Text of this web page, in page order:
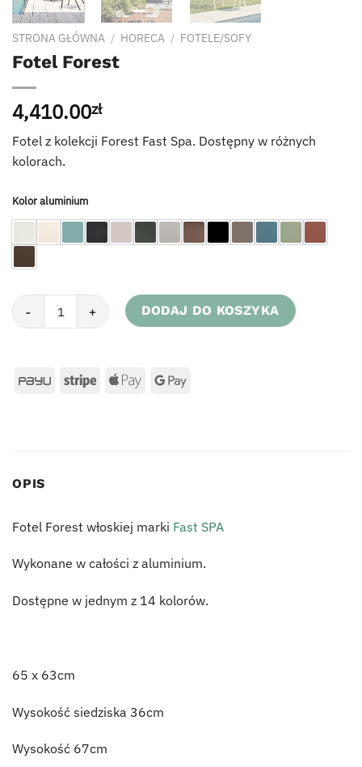
STRONA GŁÓWNA / HORECA / FOTELE/SOFY
Fotel Forest
4,410.00zł
Fotel z kolekcji Forest Fast Spa. Dostępny w różnych
kolorach.
Kolor aluminium
ilość Fotel Forest DODAJ DO KOSZYKA
OPIS
Fotel Forest włoskiej marki Fast SPA
Wykonane w całości z aluminium.
Dostępne w jednym z 14 kolorów.
65 x 63cm
Wysokość siedziska 36cm
Wysokość 67cm